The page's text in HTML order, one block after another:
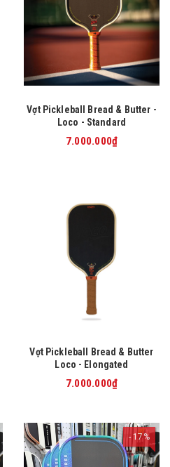
Vợt Pickleball Bread & Butter -
Loco - Standard
7.000.000₫
Vợt Pickleball Bread & Butter
Loco - Elongated
7.000.000₫
17%